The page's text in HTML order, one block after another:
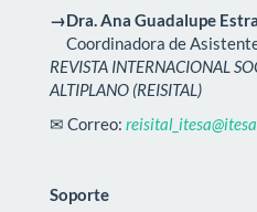
→Dra. Ana Guadalupe
Coordinadora de
REVISTA INTERNACIONAL
ALTIPLANO (REISITAL)
✉ Correo:
Soporte